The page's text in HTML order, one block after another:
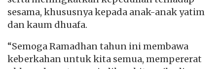
sesama, khususnya kepada anak-anak yatim
dan kaum dhuafa.
“Semoga Ramadhan tahun ini membawa
keberkahan untuk kita semua, mempererat